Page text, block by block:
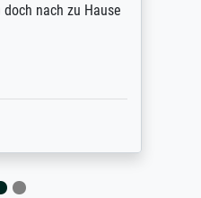
nach zu Hause